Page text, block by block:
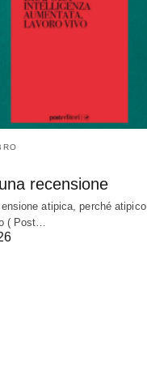
recensione
atipica, perché atipico
( Post…